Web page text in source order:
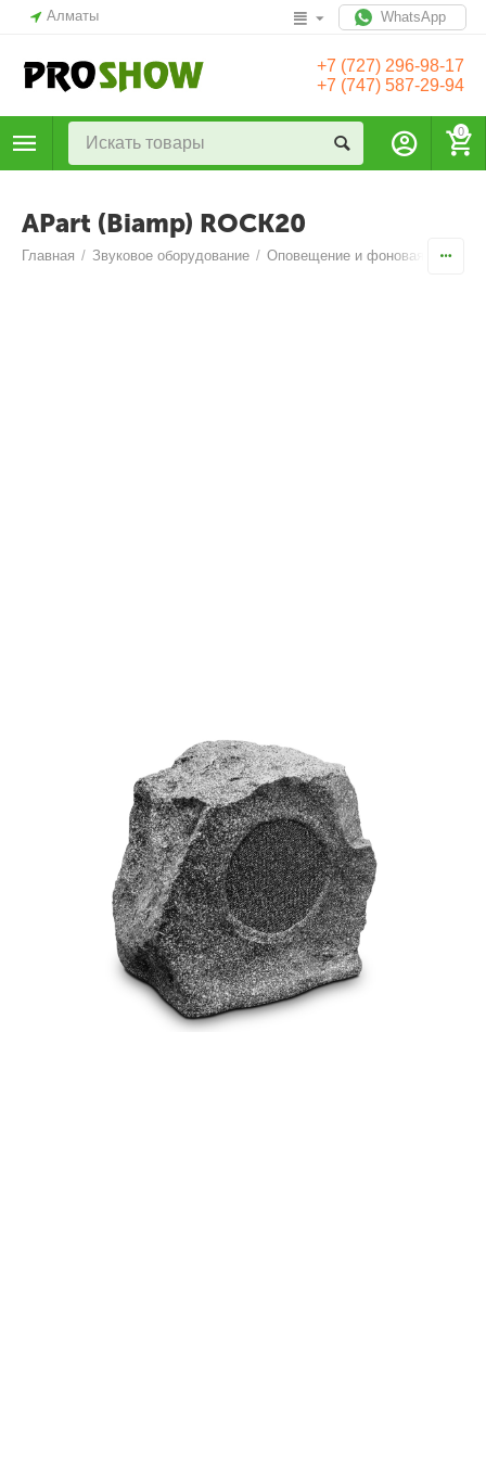
Алматы WhatsApp
+7 (727) 296-98-17
+7 (747) 587-29-94
0
APart (Biamp) ROCK20
Главная / Звуковое оборудование / Оповещение и фоновая музыка